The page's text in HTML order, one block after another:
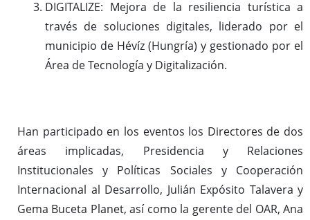
DIGITALIZE: Mejora de la resiliencia turística a
través de soluciones digitales, liderado por el
municipio de Hévíz (Hungría) y gestionado por el
Área de Tecnología y Digitalización.
Han participado en los eventos los Directores de dos
áreas implicadas, Presidencia y Relaciones
Institucionales y Políticas Sociales y Cooperación
Internacional al Desarrollo, Julián Expósito Talavera y
Gema Buceta Planet, así como la gerente del OAR, Ana